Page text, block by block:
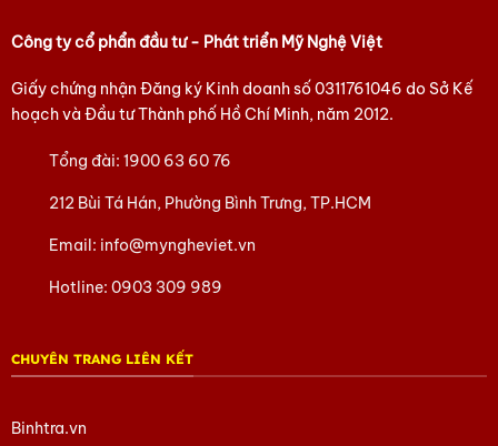
Công ty cổ phẩn đầu tư - Phát triển Mỹ Nghệ Việt
Giấy chứng nhận Đăng ký Kinh doanh số0311761046 do Sở Kế
hoạch và Đầu tư Thành phố Hồ Chí Minh, năm 2012.
Tổng đài:1900 63 60 76
212 Bùi Tá Hán, Phường Bình Trưng, TP.HCM
Email: info@myngheviet.vn
Hotline:0903 309 989
CHUYÊN TRANG LIÊN KẾT
Binhtra.vn